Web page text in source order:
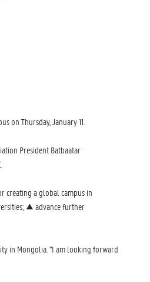
on Thursday, January 11.
President Batbaatar
creating a global campus in
▲ advance further
in Mongolia. "I am looking forward